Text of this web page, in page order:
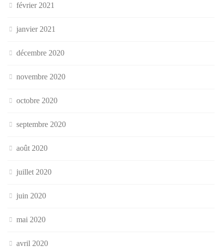
février 2021
janvier 2021
décembre 2020
novembre 2020
octobre 2020
septembre 2020
août 2020
juillet 2020
juin 2020
mai 2020
avril 2020